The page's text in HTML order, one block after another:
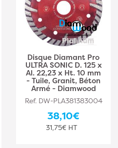
Disque Diamant Pro
ULTRA SONIC D. 125 x
Al. 22,23 x Ht. 10 mm
- Tuile, Granit, Béton
Armé - Diamwood
Ref. DW-PLA381383004
38,10€
31,75€ HT